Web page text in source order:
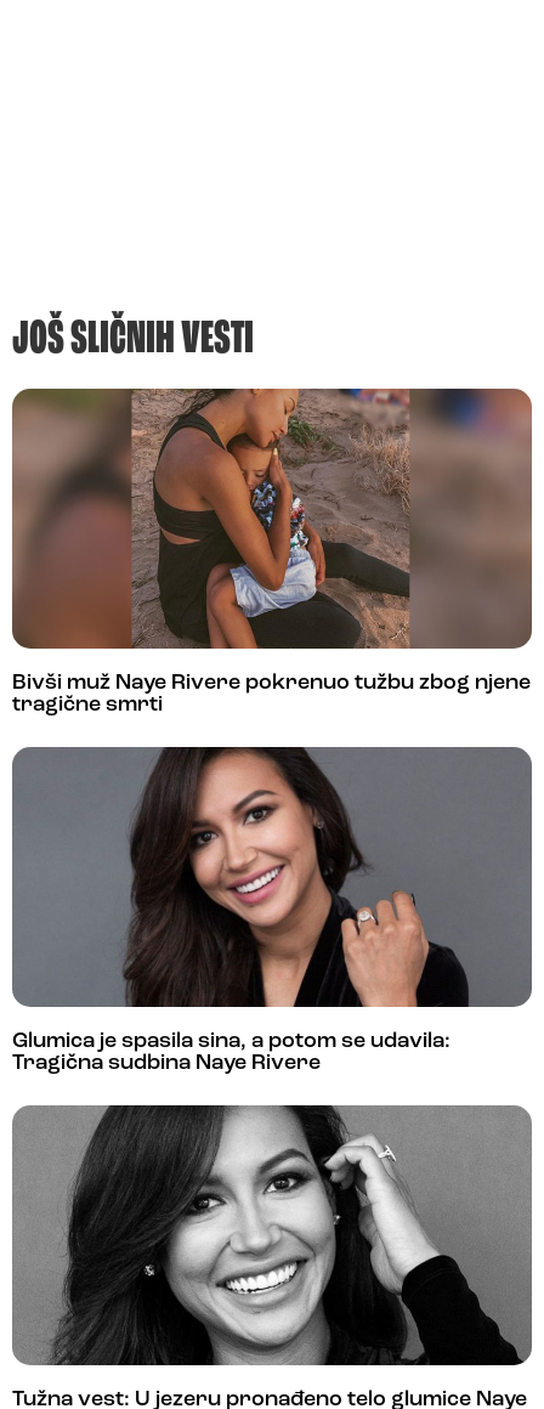
JOŠ SLIČNIH VESTI
Bivši muž Naye Rivere pokrenuo tužbu zbog njene
tragične smrti
Glumica je spasila sina, a potom se udavila:
Tragična sudbina Naye Rivere
Tužna vest: U jezeru pronađeno telo glumice Naye